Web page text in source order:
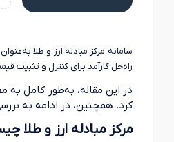
سامانه مرکز مبادله ارز و طلا
راه‌حل کارآمد برای کنترل و
در این مقاله، به‌طور کامل به
کرد. همچنین، در ادامه به
مرکز مبادله ارز و طلا